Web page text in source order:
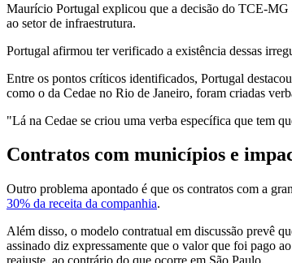
Maurício Portugal explicou que a decisão do TCE-MG
ao setor de infraestrutura.
Portugal afirmou ter verificado a existência dessas
Entre os pontos críticos identificados, Portugal
como o da Cedae no Rio de Janeiro, foram criadas
"Lá na Cedae se criou uma verba específica que tem
Contratos com municípios e
Outro problema apontado é que os contratos com a
30% da receita da companhia.
Além disso, o modelo contratual em discussão prevê
assinado diz expressamente que o valor que foi pago